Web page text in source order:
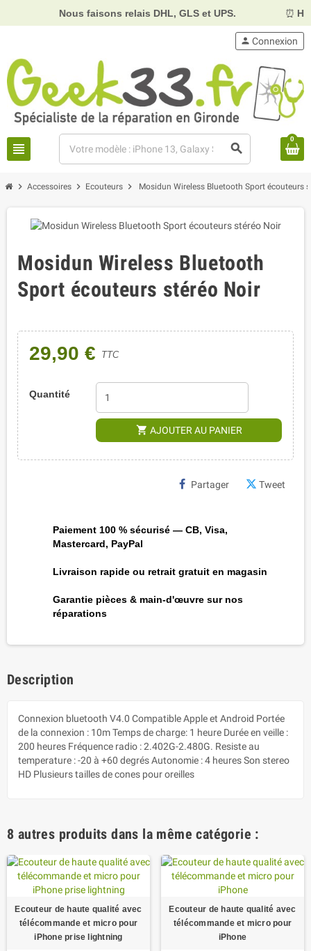
Nous faisons relais DHL, GLS et UPS. ⏰
view_headline search
person Connexion
0
chevron_right Accessoires chevron_right Ecouteurs chevron_right Mosidun Wireless Bluetooth Sport écouteurs
Mosidun Wireless Bluetooth
Sport écouteurs stéréo Noir
29,90 € TTC
Quantité
shopping_cart AJOUTER AU PANIER
Partager Tweet
Paiement 100 % sécurisé — CB, Visa,
Mastercard, PayPal
Livraison rapide ou retrait gratuit en magasin
Garantie pièces & main-d'œuvre sur nos
réparations
Description
Connexion bluetooth V4.0 Compatible Apple et Android Portée
de la connexion : 10m Temps de charge: 1 heure Durée en veille :
200 heures Fréquence radio : 2.402G-2.480G. Resiste au
temperature : -20 à +60 degrés Autonomie : 4 heures Son stereo
HD Plusieurs tailles de cones pour oreilles
8 autres produits dans la même catégorie :
Ecouteur de haute qualité avec
télécommande et micro pour
iPhone prise lightning
Ecouteur de haute qualité avec
télécommande et micro pour
iPhone